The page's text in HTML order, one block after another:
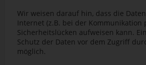
Wir weisen darauf hin, dass die
Internet (z.B. bei der Kommunikation
Sicherheitslücken aufweisen kann.
Schutz der Daten vor dem Zugriff
möglich.